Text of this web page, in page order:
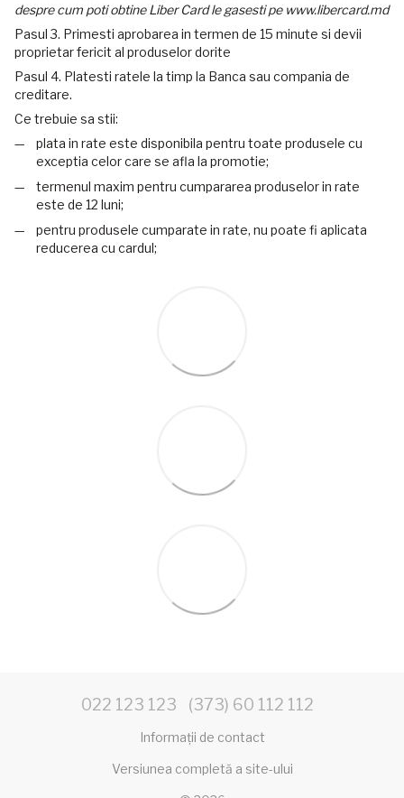
despre cum poti obtine Liber Card le gasesti pe www.libercard.md
Pasul 3. Primesti aprobarea in termen de 15 minute si devii
proprietar fericit al produselor dorite
Pasul 4. Platesti ratele la timp la Banca sau compania de
creditare.
Ce trebuie sa stii:
plata in rate este disponibila pentru toate produsele cu
exceptia celor care se afla la promotie;
termenul maxim pentru cumpararea produselor in rate
este de 12 luni;
pentru produsele cumparate in rate, nu poate fi aplicata
reducerea cu cardul;
022 123 123 (373) 60 112 112
Informații de contact
Versiunea completă a site-ului